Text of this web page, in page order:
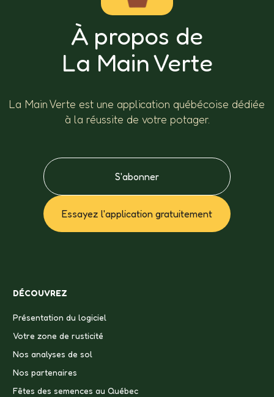
À propos de
La Main Verte
La Main Verte est une application québécoise dédiée
à la réussite de votre potager.
S'abonner
Essayez l'application gratuitement
DÉCOUVREZ
Présentation du logiciel
Votre zone de rusticité
Nos analyses de sol
Nos partenaires
Fêtes des semences au Québec